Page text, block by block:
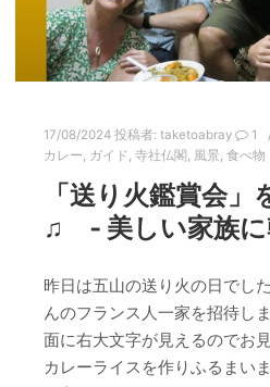
17/08/2024 投稿者: taketoabray
1
カレー, ガイド , 寺社仏閣 , 風景, 食べ物
「送り火鑑賞会」
♫ ‐ 美しい家族に
昨日は五山の送り火の日でし
んのフランス人一家を招待し
面に右大文字が見えるのでお
カレーライスを作りふるまい